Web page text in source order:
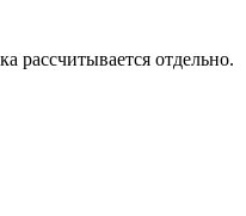
рассчитывается отдельно.